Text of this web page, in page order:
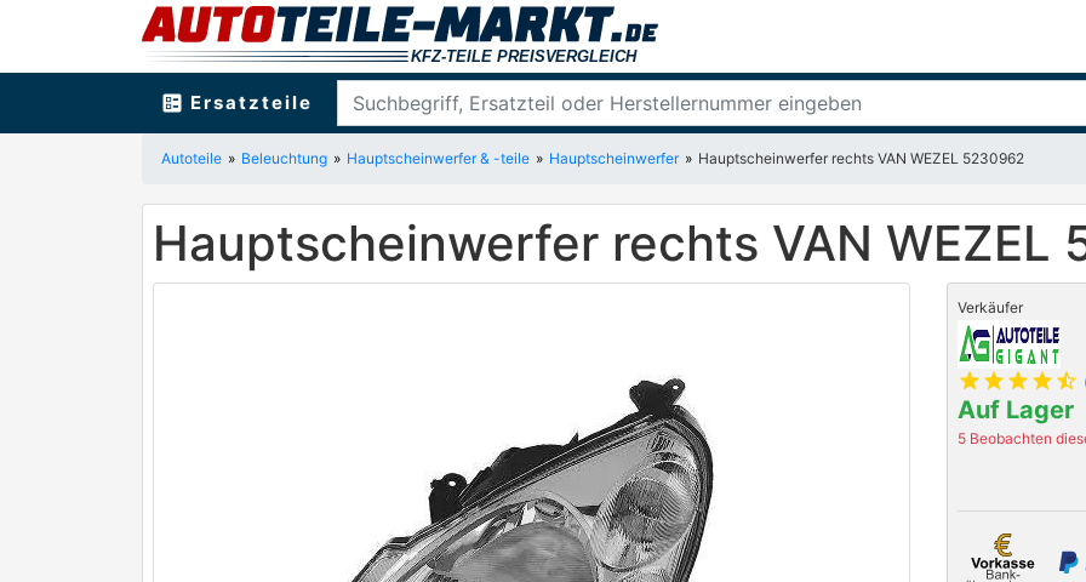
ballot Ersatzteile
Autoteile Beleuchtung Hauptscheinwerfer & -teile Hauptscheinwerfer Hauptscheinwerfer rechts VAN WEZEL 5230962
Hauptscheinwerfer rechts VAN WEZEL
Verkäufer
star star star star star_half
Auf Lager
5 Beobachten